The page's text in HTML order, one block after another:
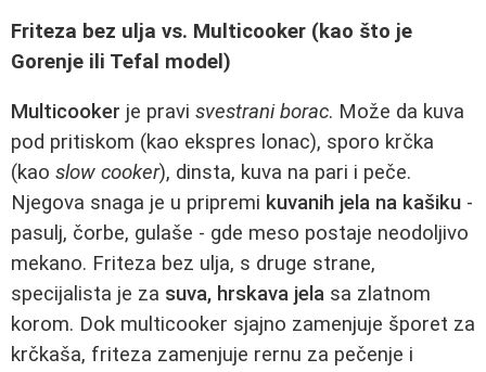
Friteza bez ulja vs. Multicooker (kao što je
Gorenje ili Tefal model)
Multicooker je pravi svestrani borac. Može da kuva
pod pritiskom (kao ekspres lonac), sporo krčka
(kao slow cooker), dinsta, kuva na pari i peče.
Njegova snaga je u pripremi kuvanih jela na kašiku -
pasulj, čorbe, gulaše - gde meso postaje neodoljivo
mekano. Friteza bez ulja, s druge strane,
specijalista je za suva, hrskava jela sa zlatnom
korom. Dok multicooker sjajno zamenjuje šporet za
krčkaša, friteza zamenjuje rernu za pečenje i